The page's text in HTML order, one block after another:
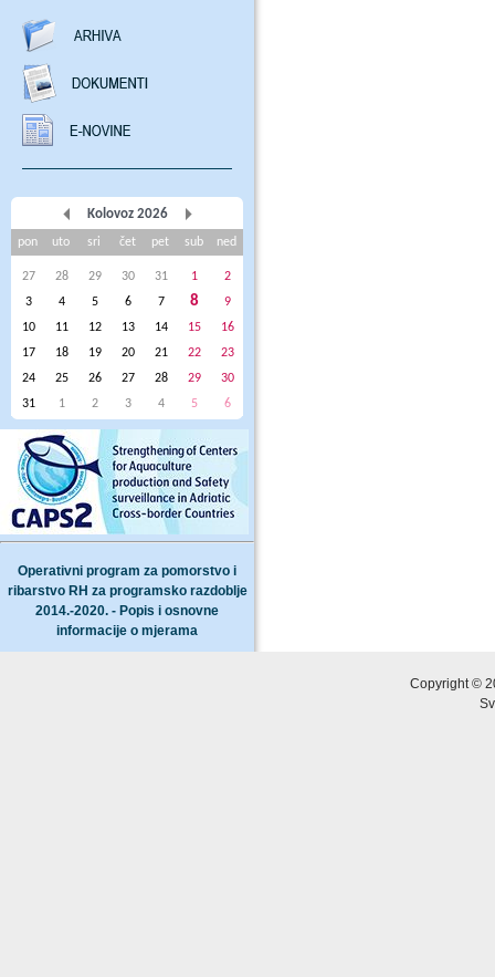
Kolovoz 2026
pon uto sri čet pet sub ned
27 28 29 30 31 1
2
3
4 5 6 7 8
9
10
11 12 13 14 15
16
17
18 19 20 21 22
23
24
25 26 27 28 29
30
31
1 2 3 4 5 6
Operativni program za pomorstvo i
ribarstvo RH za programsko razdoblje
2014.-2020. - Popis i osnovne
informacije o mjerama
Copyright ©